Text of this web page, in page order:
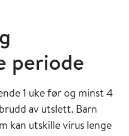
periode
1 uke før og minst 4
av utslett. Barn
kan utskille virus lenge